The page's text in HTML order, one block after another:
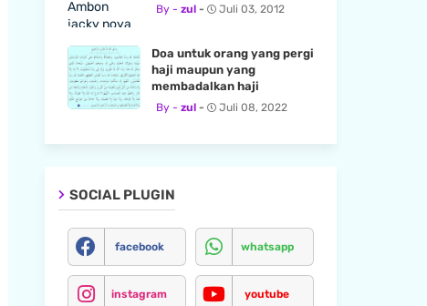
zul Juli 03, 2012
Doa untuk orang yang pergi
haji maupun yang
membadalkan haji
zul Juli 08, 2022
SOCIAL PLUGIN
facebook whatsapp
instagram youtube